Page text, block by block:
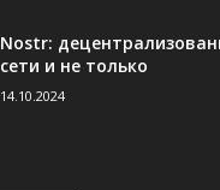
Nostr:
сети и не только
14.10.2024